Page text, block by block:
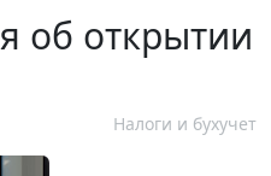
об открытии
Налоги и бухучет